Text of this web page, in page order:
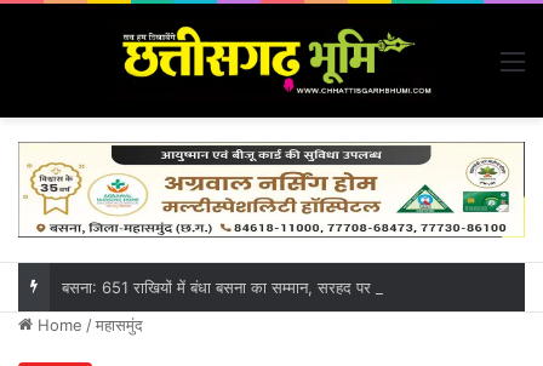
Home /महासमुंद